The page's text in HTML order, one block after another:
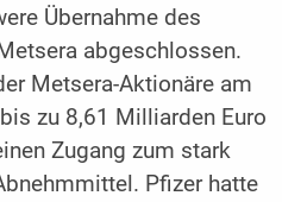
Übernahme des
abgeschlossen.
Metsera-Aktionäre am
zu 8,61 Milliarden Euro
Zugang zum stark
Pfizer hatte